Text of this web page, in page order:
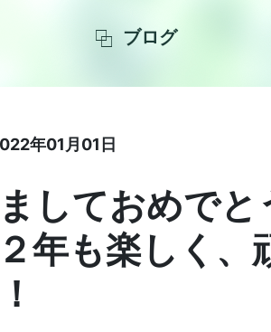
ブログ
年01月01日
しておめでと
年も楽しく、